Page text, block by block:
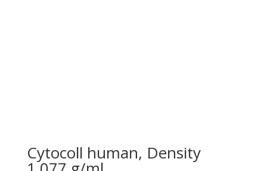
Cytocoll human, Density